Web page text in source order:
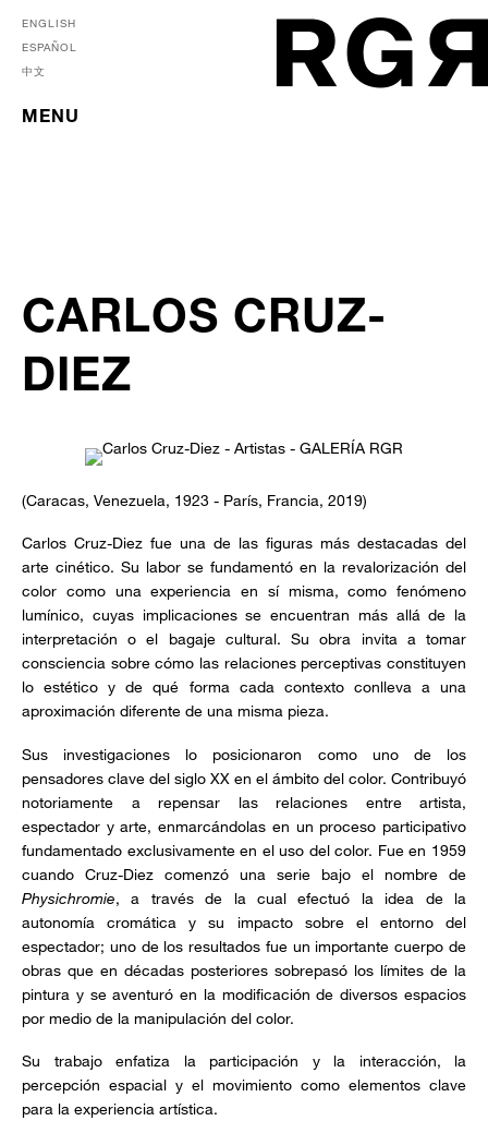
ENGLISH
ESPAÑOL
中文
MENU
CARLOS CRUZ-
DIEZ
(Caracas, Venezuela, 1923 - París, Francia, 2019)
Carlos Cruz-Diez fue una de las figuras más destacadas del
arte cinético. Su labor se fundamentó en la revalorización del
color como una experiencia en sí misma, como fenómeno
lumínico, cuyas implicaciones se encuentran más allá de la
interpretación o el bagaje cultural. Su obra invita a tomar
consciencia sobre cómo las relaciones perceptivas constituyen
lo estético y de qué forma cada contexto conlleva a una
aproximación diferente de una misma pieza.
Sus investigaciones lo posicionaron como uno de los
pensadores clave del siglo XX en el ámbito del color. Contribuyó
notoriamente a repensar las relaciones entre artista,
espectador y arte, enmarcándolas en un proceso participativo
fundamentado exclusivamente en el uso del color. Fue en 1959
cuando Cruz-Diez comenzó una serie bajo el nombre de
Physichromie, a través de la cual efectuó la idea de la
autonomía cromática y su impacto sobre el entorno del
espectador; uno de los resultados fue un importante cuerpo de
obras que en décadas posteriores sobrepasó los límites de la
pintura y se aventuró en la modificación de diversos espacios
por medio de la manipulación del color.
Su trabajo enfatiza la participación y la interacción, la
percepción espacial y el movimiento como elementos clave
para la experiencia artística.